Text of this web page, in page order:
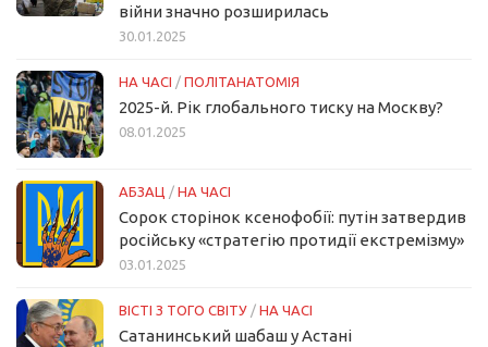
війни значно розширилась
30.01.2025
НА ЧАСІ / ПОЛІТАНАТОМІЯ
2025-й. Рік глобального тиску на Москву?
08.01.2025
АБЗАЦ / НА ЧАСІ
Сорок сторінок ксенофобії: путін затвердив
російську «стратегію протидії екстремізму»
03.01.2025
ВІСТІ З ТОГО СВІТУ / НА ЧАСІ
Сатанинський шабаш у Астані